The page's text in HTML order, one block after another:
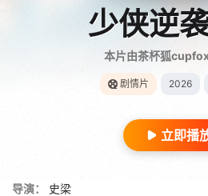
少侠逆
本片由茶杯狐
剧情片 2026
立即播
导演：
史梁